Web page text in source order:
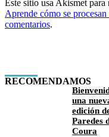
Este sitio usa Akismet para
Aprende cómo se
comentarios.
RECOMENDAMOS
una
edición
Paredes
Coura